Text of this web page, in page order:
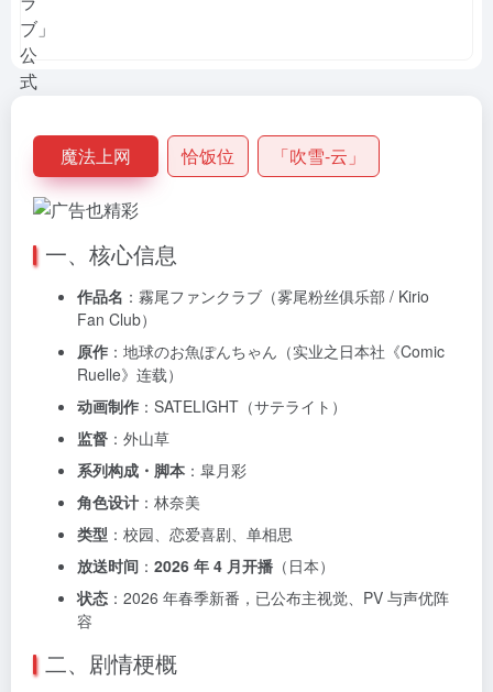
魔法上网 恰饭位 「吹雪-云」
一、核心信息
作品名 ：霧尾ファンクラブ（雾尾粉丝俱乐部 / Kirio
Fan Club）
原作 ：地球のお魚ぽんちゃん（实业之日本社《Comic
Ruelle》连载）
动画制作 ：SATELIGHT（サテライト）
监督 ：外山草
系列构成・脚本 ：皐月彩
角色设计 ：林奈美
类型 ：校园、恋爱喜剧、单相思
放送时间 ： 2026 年 4 月开播 （日本）
状态 ：2026 年春季新番，已公布主视觉、PV 与声优阵
容
二、剧情梗概